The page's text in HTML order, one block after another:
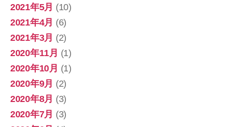
2021年5月 (10)
2021年4月 (6)
2021年3月 (2)
2020年11月 (1)
2020年10月 (1)
2020年9月 (2)
2020年8月 (3)
2020年7月 (3)